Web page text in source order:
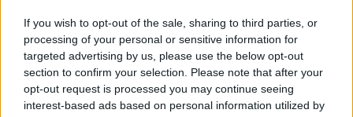
If you wish to opt-out of the sale, sharing to third parties, or
processing of your personal or sensitive information for
targeted advertising by us, please use the below opt-out
section to confirm your selection. Please note that after your
opt-out request is processed you may continue seeing
interest-based ads based on personal information utilized by
Giulio Regeni
​Il rosario
Paolo Rossi
Maradona
Cronaca
​Ancora Covid